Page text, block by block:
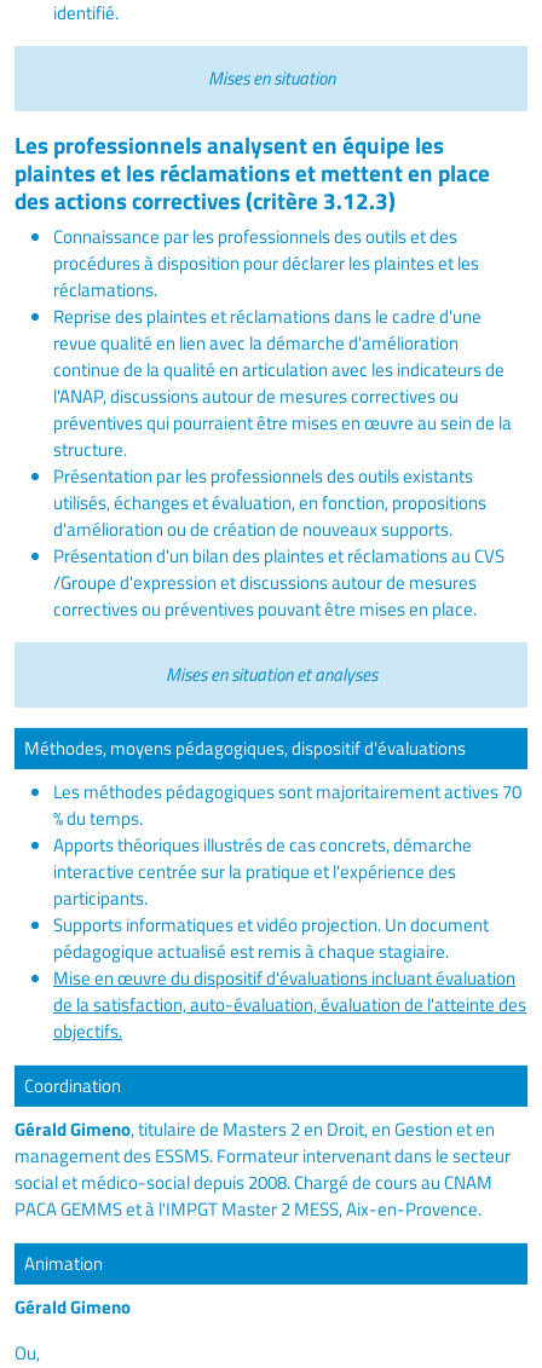
identifié.
Mises en situation
Les professionnels analysent en équipe les
plaintes et les réclamations et mettent en place
des actions correctives (critère 3.12.3)
Connaissance par les professionnels des outils et des
procédures à disposition pour déclarer les plaintes et les
réclamations.
Reprise des plaintes et réclamations dans le cadre d'une
revue qualité en lien avec la démarche d'amélioration
continue de la qualité en articulation avec les indicateurs de
l'ANAP, discussions autour de mesures correctives ou
préventives qui pourraient être mises en œuvre au sein de la
structure.
Présentation par les professionnels des outils existants
utilisés, échanges et évaluation, en fonction, propositions
d'amélioration ou de création de nouveaux supports.
Présentation d'un bilan des plaintes et réclamations au CVS
/Groupe d'expression et discussions autour de mesures
correctives ou préventives pouvant être mises en place.
Mises en situation et analyses
Méthodes, moyens pédagogiques, dispositif d'évaluations
Les méthodes pédagogiques sont majoritairement actives 70
% du temps.
Apports théoriques illustrés de cas concrets, démarche
interactive centrée sur la pratique et l'expérience des
participants.
Supports informatiques et vidéo projection. Un document
pédagogique actualisé est remis à chaque stagiaire.
Mise en œuvre du dispositif d'évaluations incluant évaluation
de la satisfaction, auto-évaluation, évaluation de l'atteinte des
objectifs.
Coordination
Gérald Gimeno, titulaire de Masters 2 en Droit, en Gestion et en
management des ESSMS. Formateur intervenant dans le secteur
social et médico-social depuis 2008. Chargé de cours au CNAM
PACA GEMMS et à l'IMPGT Master 2 MESS, Aix-en-Provence.
Animation
Gérald Gimeno
Ou,